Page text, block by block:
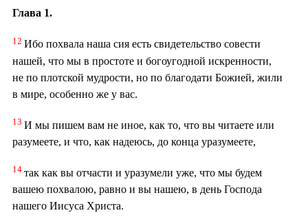
Глава 1.
12 Ибо похвала наша сия есть свидетельство совести
нашей, что мы в простоте и богоугодной искренности,
не по плотской мудрости, но по благодати Божией, жили
в мире, особенно же у вас.
13 И мы пишем вам не иное, как то, что вы читаете или
разумеете, и что, как надеюсь, до конца уразумеете,
14 так как вы отчасти и уразумели уже, что мы будем
вашею похвалою, равно и вы нашею, в день Господа
нашего Иисуса Христа.